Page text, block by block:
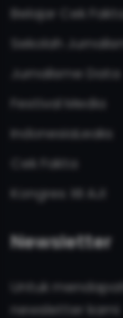
Belajar Cek
Sekolah
Jurnalisme Data
Festival Media
IndonesiaLeaks
Cek Fakta
Kongres XII AJI
Newsletter
Untuk
newsletter kami